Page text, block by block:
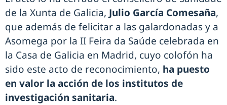
de la Xunta de Galicia, Julio García Comesaña,
que además de felicitar a las galardonadas y a
Asomega por la II Feira da Saúde celebrada en
la Casa de Galicia en Madrid, cuyo colofón ha
sido este acto de reconocimiento, ha puesto
en valor la acción de los institutos de
investigación sanitaria.